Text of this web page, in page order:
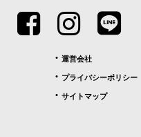
運営会社
プライバシーポリシー
サイトマップ